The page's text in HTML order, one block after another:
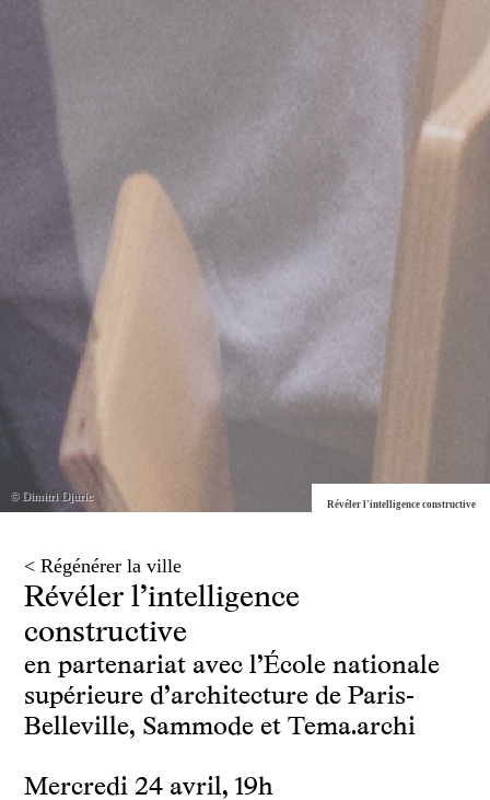
© Dimitri Djuric
Révéler l'intelligence constructive
< Régénérer la ville
Révéler l’intelligence
constructive
en partenariat avec l’École nationale
supérieure d’architecture de Paris-
Belleville, Sammode et Tema.archi
Mercredi 24 avril, 19h